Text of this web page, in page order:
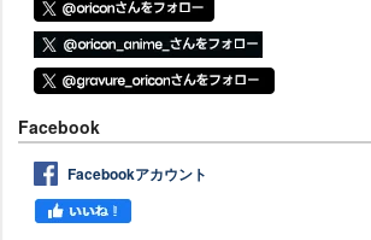
Facebook
Facebookアカウント